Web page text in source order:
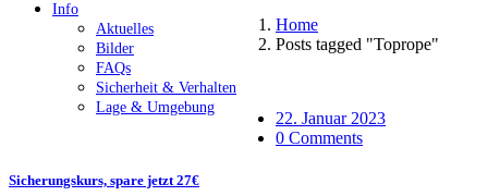
Info
Aktuelles
Bilder
FAQs
Sicherheit & Verhalten
Lage & Umgebung
Home
Posts tagged "Toprope"
22. Januar 2023
0 Comments
Sicherungskurs, spare jetzt 27€